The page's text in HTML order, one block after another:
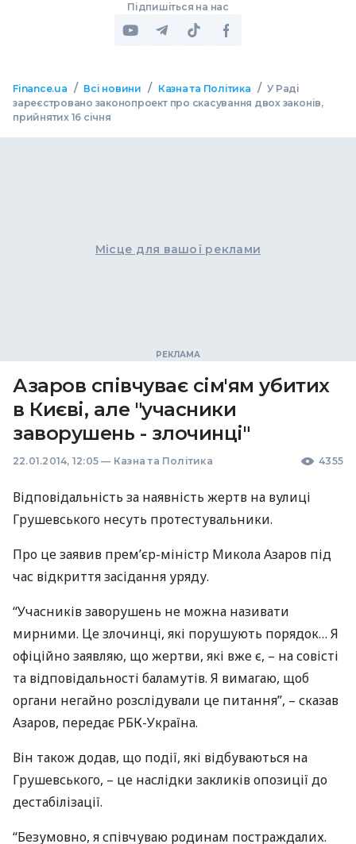
Підпишіться на нас
Finance.ua / Всі новини / Казна та Політика / У Раді
зареєстровано законопроект про скасування двох законів,
прийнятих 16 січня
Місце для вашої реклами
Азаров співчуває сім'ям убитих
в Києві, але "учасники
заворушень - злочинці"
22.01.2014, 12:05 — Казна та Політика 4355
Відповідальність за наявність жертв на вулиці
Грушевського несуть протестувальники.
Про це заявив прем’єр-міністр Микола Азаров під
час відкриття засідання уряду.
“Учасників заворушень не можна називати
мирними. Це злочинці, які порушують порядок… Я
офіційно заявляю, що жертви, які вже є, – на совісті
та відповідальності баламутів. Я вимагаю, щоб
органи негайно розслідували це питання”, – сказав
Азаров, передає РБК-Україна.
Він також додав, що події, які відбуваються на
Грушевського, – це наслідки закликів опозиції до
дестабілізації.
“Безумовно, я співчуваю родинам постраждалих.